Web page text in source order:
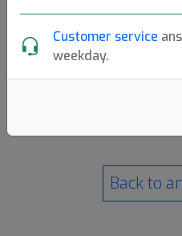
Customer service
weekday.
Back to
Back to